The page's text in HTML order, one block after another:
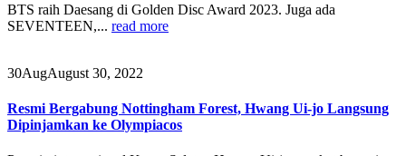
BTS raih Daesang di Golden Disc Award 2023. Juga ada
SEVENTEEN,... read more
30AugAugust 30, 2022
Resmi Bergabung Nottingham Forest, Hwang Ui-jo Langsung
Dipinjamkan ke Olympiacos